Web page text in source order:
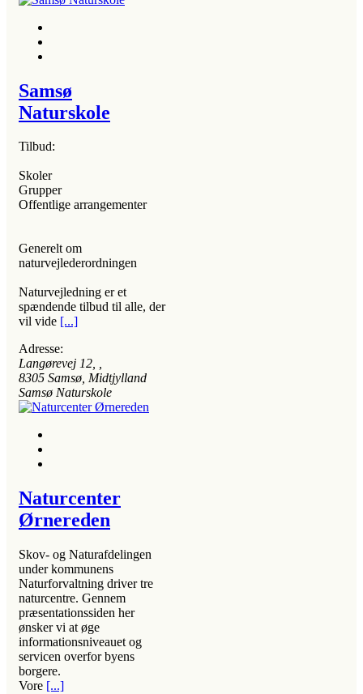
Samsø
Naturskole
Tilbud:
Skoler
Grupper
Offentlige arrangementer
Generelt om
naturvejlederordningen
Naturvejledning er et
spændende tilbud til alle, der
vil vide [...]
Adresse:
Langørevej 12, ,
8305 Samsø, Midtjylland
Samsø Naturskole
Naturcenter
Ørnereden
Skov- og Naturafdelingen
under kommunens
Naturforvaltning driver tre
naturcentre. Gennem
præsentationssiden her
ønsker vi at øge
informationsniveauet og
servicen overfor byens
borgere.
Vore [...]